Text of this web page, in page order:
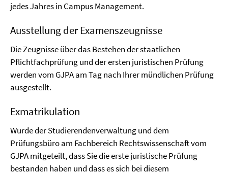
jedes Jahres in Campus Management.
Ausstellung der Examenszeugnisse
Die Zeugnisse über das Bestehen der staatlichen
Pflichtfachprüfung und der ersten juristischen Prüfung
werden vom GJPA am Tag nach Ihrer mündlichen Prüfung
ausgestellt.
Exmatrikulation
Wurde der Studierendenverwaltung und dem
Prüfungsbüro am Fachbereich Rechtswissenschaft vom
GJPA mitgeteilt, dass Sie die erste juristische Prüfung
bestanden haben und dass es sich bei diesem